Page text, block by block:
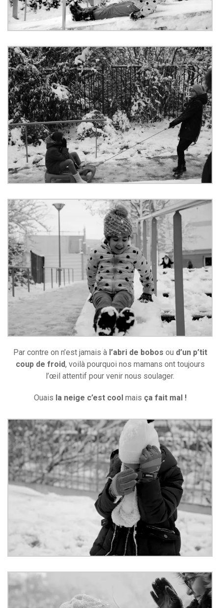
Par contre on n’est jamais à l’abri de bobos ou d’un p’tit
coup de froid, voilà pourquoi nos mamans ont toujours
l’œil attentif pour venir nous soulager.
Ouais la neige c’est coolmais ça fait mal !